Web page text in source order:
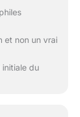
et non un vrai
du